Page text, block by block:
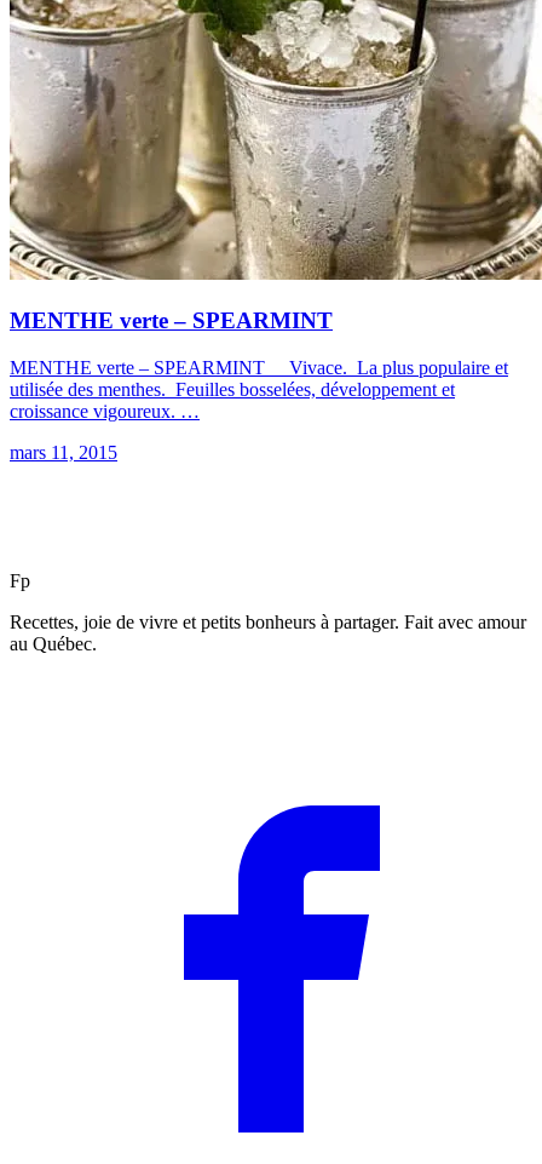
MENTHE verte – SPEARMINT
MENTHE verte – SPEARMINT Vivace. La plus populaire et
utilisée des menthes. Feuilles bosselées, développement et
croissance vigoureux. …
mars 11, 2015
Fp
Recettes, joie de vivre et petits bonheurs à partager. Fait avec amour
au Québec.